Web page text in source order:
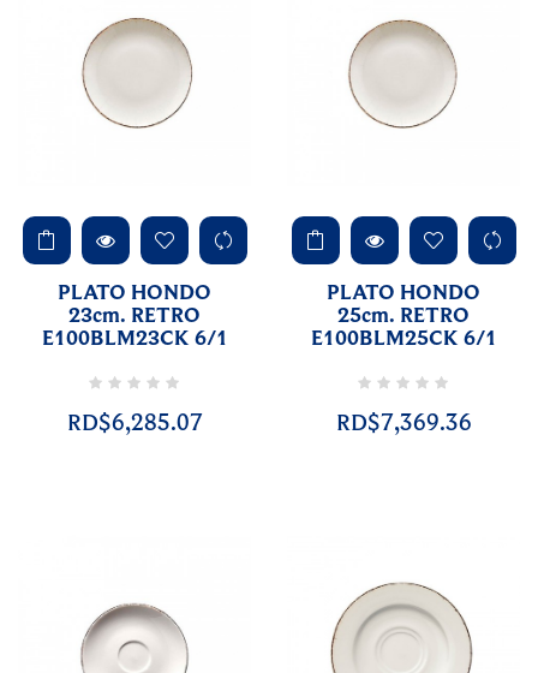
PLATO HONDO
23cm. RETRO
E100BLM23CK 6/1
RD$6,285.07
PLATO HONDO
25cm. RETRO
E100BLM25CK 6/1
RD$7,369.36